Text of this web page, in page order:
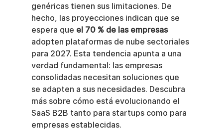
genéricas tienen sus limitaciones. De
hecho, las proyecciones indican que se
espera que el 70 % de las empresas
adopten plataformas de nube sectoriales
para 2027. Esta tendencia apunta a una
verdad fundamental: las empresas
consolidadas necesitan soluciones que
se adapten a sus necesidades. Descubra
más sobre cómo está evolucionando el
SaaS B2B tanto para startups como para
empresas establecidas.